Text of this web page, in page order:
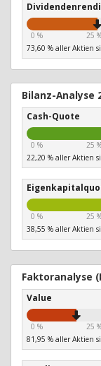
0 % 25
73,60 % aller Aktien
Bilanz-Analyse
Cash-Quote
0 % 25
22,20 % aller Aktien
0 % 25
38,55 % aller Aktien
Faktoranalyse
Value
0 % 25
81,95 % aller Aktien